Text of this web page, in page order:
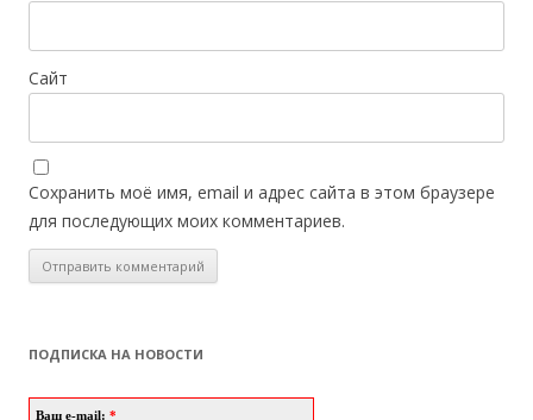
Сайт
Сохранить моё имя, email и адрес сайта в этом браузере
для последующих моих комментариев.
ПОДПИСКА НА НОВОСТИ
Ваш e-mail: *